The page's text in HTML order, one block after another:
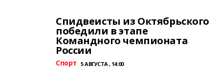
Спидвеисты из Октябрьского
победили в этапе
Командного чемпионата
России
Спорт 5 АВГУСТА , 14:00